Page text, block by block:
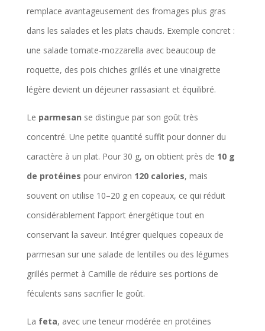
remplace avantageusement des fromages plus gras
dans les salades et les plats chauds. Exemple concret :
une salade tomate-mozzarella avec beaucoup de
roquette, des pois chiches grillés et une vinaigrette
légère devient un déjeuner rassasiant et équilibré.
Le parmesan se distingue par son goût très
concentré. Une petite quantité suffit pour donner du
caractère à un plat. Pour 30 g, on obtient près de 10 g
de protéines pour environ 120 calories, mais
souvent on utilise 10–20 g en copeaux, ce qui réduit
considérablement l’apport énergétique tout en
conservant la saveur. Intégrer quelques copeaux de
parmesan sur une salade de lentilles ou des légumes
grillés permet à Camille de réduire ses portions de
féculents sans sacrifier le goût.
La feta, avec une teneur modérée en protéines